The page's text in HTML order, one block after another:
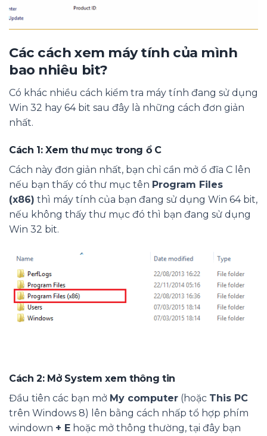
Các cách xem máy tính của mình
bao nhiêu bit?
Có khác nhiều cách kiểm tra máy tính đang sử dụng
Win 32 hay 64 bit sau đây là những cách đơn giản
nhất.
Cách 1:Xem thư mục trong ổ C
Cách này đơn giản nhất, bạn chỉ cần mở ổ đĩa C lên
nếu bạn thấy có thư mục tên Program Files
(x86) thì máy tính của bạn đang sử dụng Win 64 bit,
nếu không thấy thư mục đó thì bạn đang sử dụng
Win 32 bit.
Cách 2:Mở System xem thông tin
Đầu tiên các bạn mở My computer (hoặc This PC
trên Windows 8) lên bằng cách nhấp tổ hợp phím
windown + E hoặc mở thông thường, tại đây bạn